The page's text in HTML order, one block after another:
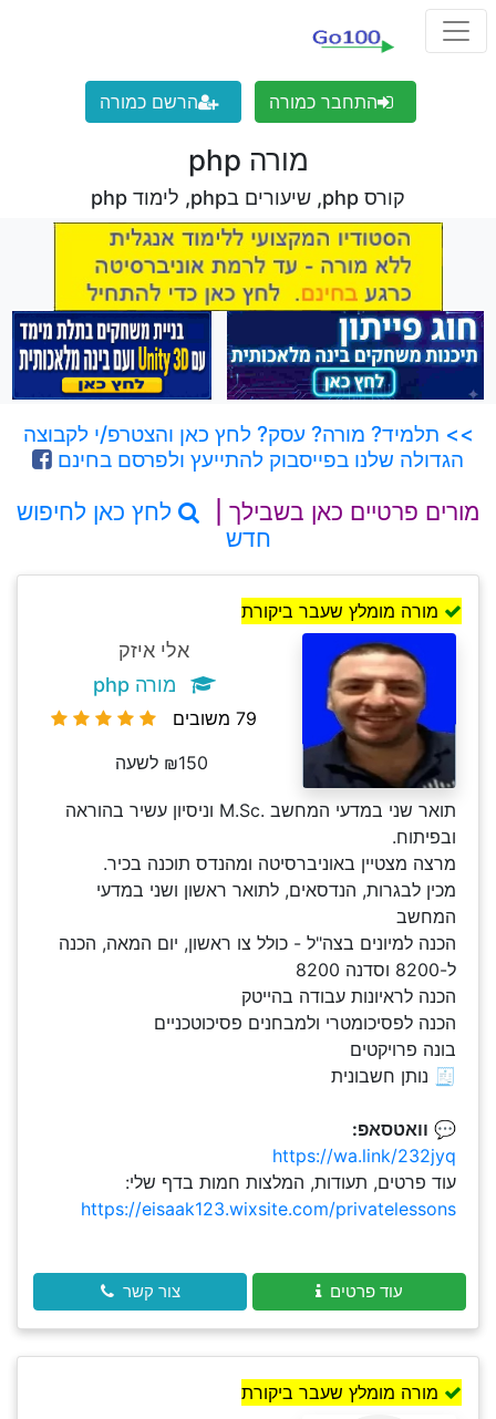
התחבר כמורה הרשם כמורה
מורה php
קורס php, שיעורים בphp, לימוד php
>> תלמיד? מורה? עסק? לחץ כאן והצטרפ/י לקבוצה
הגדולה שלנו בפייסבוק להתייעץ ולפרסם בחינם
מורים פרטיים כאן בשבילך |
לחץ כאן לחיפוש
חדש
מורה מומלץ שעבר ביקורת
אלי איזק
מורה php
79 משובים
₪150 לשעה
תואר שני במדעי המחשב .M.Sc וניסיון עשיר בהוראה
ובפיתוח.
מרצה מצטיין באוניברסיטה ומהנדס תוכנה בכיר.
מכין לבגרות, הנדסאים, לתואר ראשון ושני במדעי
המחשב
הכנה למיונים בצה"ל - כולל צו ראשון, יום המאה, הכנה
ל-8200 וסדנה 8200
הכנה לראיונות עבודה בהייטק
הכנה לפסיכומטרי ולמבחנים פסיכוטכניים
בונה פרויקטים
🧾 נותן חשבונית
💬 וואטסאפ:
https://wa.link/232jyq
עוד פרטים, תעודות, המלצות חמות בדף שלי:
https://eisaak123.wixsite.com/privatelessons
עוד פרטים צור קשר
מורה מומלץ שעבר ביקורת